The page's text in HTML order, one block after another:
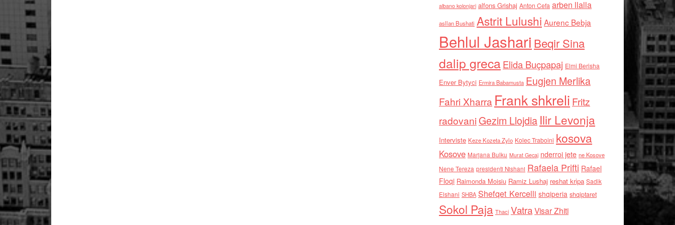
albano kolonjari alfons Grishaj Anton Cefa arben llalla
asllan Bushati Astrit Lulushi Aurenc Bebja
Behlul Jashari Beqir Sina
dalip grecaElida Buçpapaj Elmi Berisha
Enver Bytyci Ermira Babamusta Eugjen Merlika
Fahri Xharra Frank shkreli Fritz
radovaniGezim Llojdia Ilir Levonja
Interviste Keze Kozeta Zylo Kolec Traboini kosova
Kosove Marjana Bulku Murat Gecaj nderroi jete ne Kosove
Nene Tereza presidenti Nishani Rafaela Prifti Rafael
Floqi Raimonda Moisiu Ramiz Lushaj reshat kripa Sadik
Elshani SHBA Shefqet Kercelli shqiperia shqiptaret
Sokol Paja Thaci VatraVisar Zhiti